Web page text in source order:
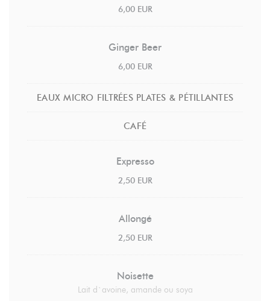
6,00 EUR
Ginger Beer
6,00 EUR
EAUX MICRO FILTRÉES PLATES & PÉTILLANTES
CAFÉ
Expresso
2,50 EUR
Allongé
2,50 EUR
Noisette
Lait d`avoine, amande ou soya